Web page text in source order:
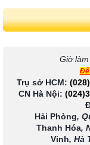
Giờ
Để
Trụ sở HCM:
CN Hà Nội:
Hải Phòng,
Thanh Hóa,
Vinh, Hà